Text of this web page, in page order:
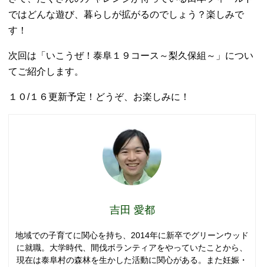
ではどんな遊び、暮らしが拡がるのでしょう？楽しみで
す！
次回は「いこうぜ！泰阜１９コース～梨久保組～」につい
てご紹介します。
１０/１６更新予定！どうぞ、お楽しみに！
吉田 愛都
地域での子育てに関心を持ち、2014年に新卒でグリーンウッド
に就職。大学時代、間伐ボランティアをやっていたことから、
現在は泰阜村の森林を生かした活動に関心がある。また妊娠・